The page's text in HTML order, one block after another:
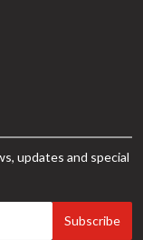
updates and special
Subscribe